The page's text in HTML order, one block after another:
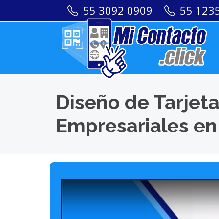
55 3092 0909 55
Diseño de
Empresariales